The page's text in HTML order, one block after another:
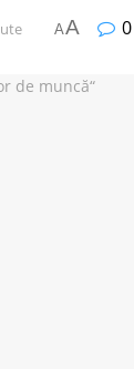
AA 0